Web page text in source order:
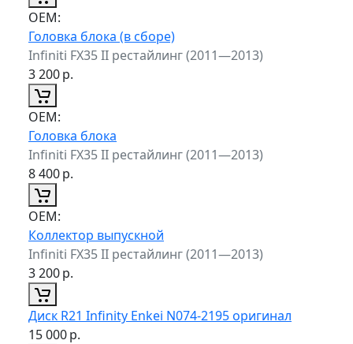
ОЕМ:
Головка блока (в сборе)
Infiniti FX35 II рестайлинг (2011—2013)
3 200р.
ОЕМ:
Головка блока
Infiniti FX35 II рестайлинг (2011—2013)
8 400р.
ОЕМ:
Коллектор выпускной
Infiniti FX35 II рестайлинг (2011—2013)
3 200р.
Диск R21 Infinity Enkei N074-2195 оригинал
15 000р.